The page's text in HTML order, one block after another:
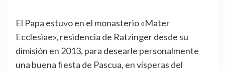
El Papa estuvo en el monasterio «Mater
Ecclesiae», residencia de Ratzinger desde su
dimisión en 2013, para desearle personalmente
una buena fiesta de Pascua, en vísperas del